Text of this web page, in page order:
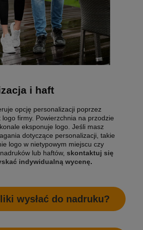
i haft
opcję personalizacji poprzez
firmy. Powierzchnia na przodzie
eksponuje logo. Jeśli masz
dotyczące personalizacji, takie
logo w nietypowym miejscu czy
lub haftów, skontaktuj się
indywidualną wycenę.
wysłać do nadruku?